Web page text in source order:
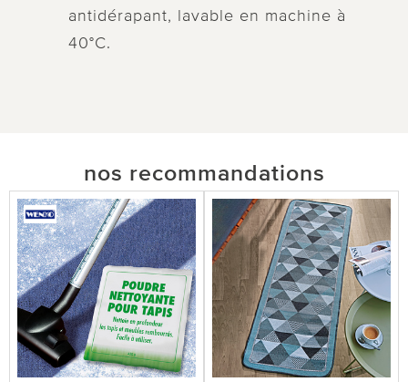
antidérapant, lavable en machine à
40°C.
nos recommandations